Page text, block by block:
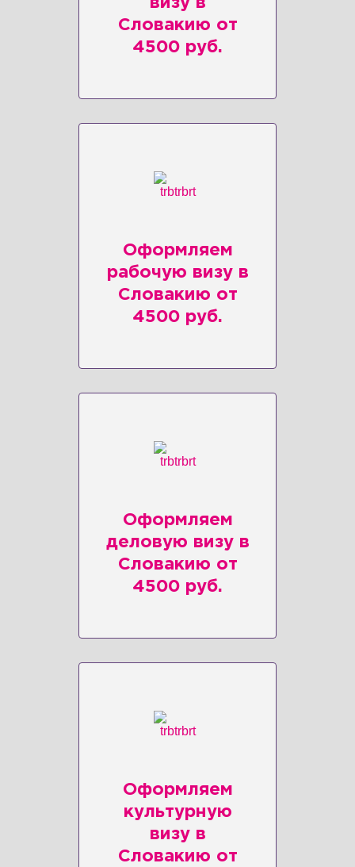
визу в
Словакию от
4500 руб.
Оформляем
рабочую визу в
Словакию от
4500 руб.
Оформляем
деловую визу в
Словакию от
4500 руб.
Оформляем
культурную
визу в
Словакию от